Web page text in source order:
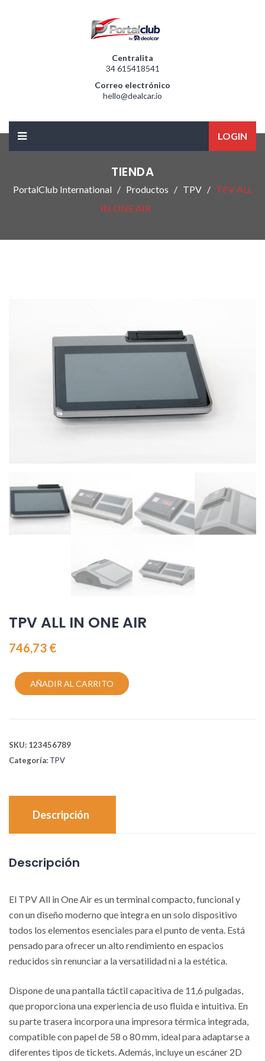
Centralita
34 615418541
Correo electrónico
hello@dealcar.io
LOGIN
TIENDA
PortalClub International Productos TPV
TPV ALL
IN ONE AIR
TPV ALL IN ONE AIR
746,73 €
AÑADIR AL CARRITO
SKU: 123456789
Categoría: TPV
Descripción
Descripción
El TPV All in One Air es un terminal compacto, funcional y
con un diseño moderno que integra en un solo dispositivo
todos los elementos esenciales para el punto de venta. Está
pensado para ofrecer un alto rendimiento en espacios
reducidos sin renunciar a la versatilidad ni a la estética.
Dispone de una pantalla táctil capacitiva de 11,6 pulgadas,
que proporciona una experiencia de uso fluida e intuitiva. En
su parte trasera incorpora una impresora térmica integrada,
compatible con papel de 58 o 80 mm, ideal para adaptarse a
diferentes tipos de tickets. Además, incluye un escáner 2D